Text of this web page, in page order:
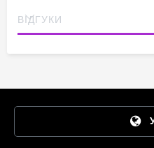
ВІДГУКИ